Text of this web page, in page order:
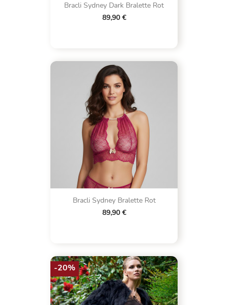
Bracli Sydney Dark Bralette Rot
89,90 €
Bracli Sydney Bralette Rot
89,90 €
-20%